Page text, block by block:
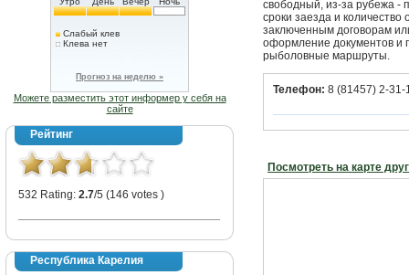
Слабый клев
Клева нет
Прогноз на неделю »
Можете разместить этот информер у себя на
сайте
Рейтинг
532 Rating: 2.7/5 (146 votes )
Республика Карелия
свободный, из-за рубежа -
сроки заезда и
заключенным договорам
оформление документов и
рыболовные маршруты.
Телефон: 8 (81457) 2-31-
Посмотреть на карте